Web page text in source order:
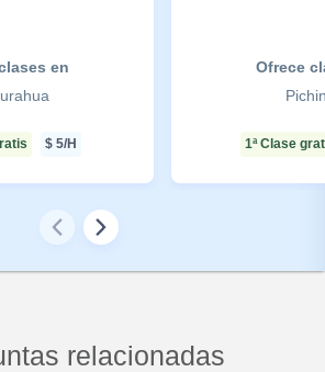
en
$ 5/H
Ofrece
1ª Clase
relacionadas